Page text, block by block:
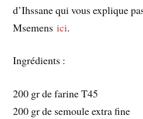
d’Ihssane qui vous explique
Msemensici.
Ingrédients :
200 gr de farine T45
200 gr de semoule extra fine